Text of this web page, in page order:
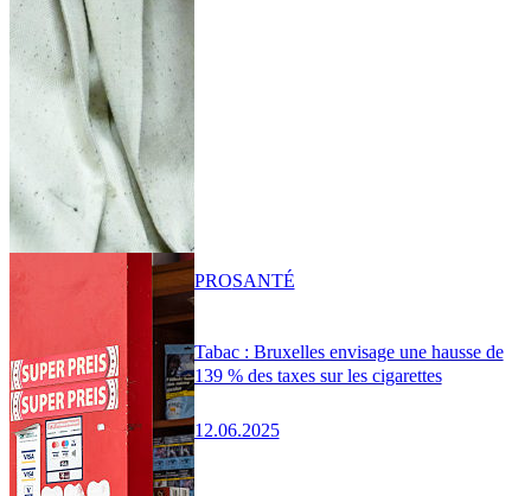
Tabac : Bruxelles envisage une hausse de
139 % des taxes sur les cigarettes
12.06.2025
PROSANTÉ